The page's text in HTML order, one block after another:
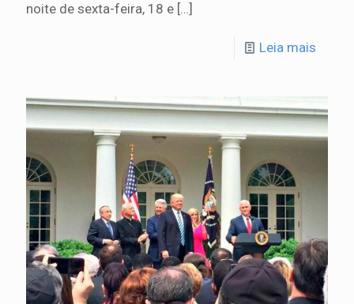
noite de sexta-feira, 18 e […]
Leia mais